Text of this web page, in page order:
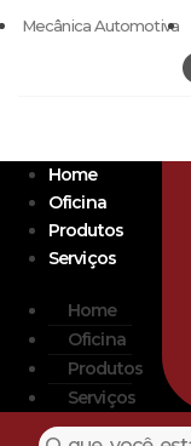
Mecânica Automotiva
Home
Oficina
Produtos
Serviços
Home
Oficina
Produtos
Serviços